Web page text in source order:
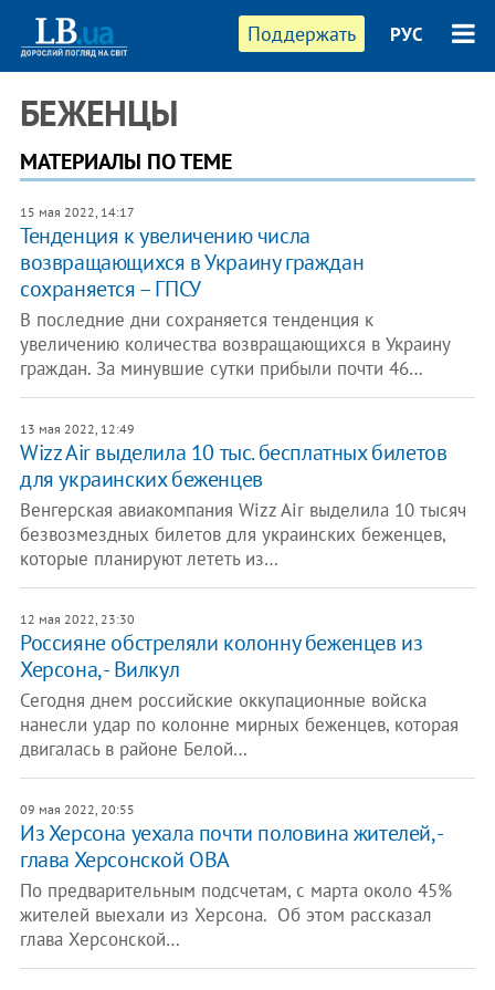
Поддержать РУС
БЕЖЕНЦЫ
МАТЕРИАЛЫ ПО ТЕМЕ
15 мая 2022, 14:17
Тенденция к увеличению числа
возвращающихся в Украину граждан
сохраняется – ГПСУ
В последние дни сохраняется тенденция к
увеличению количества возвращающихся в Украину
граждан. За минувшие сутки прибыли почти 46…
13 мая 2022, 12:49
Wizz Air выделила 10 тыс. бесплатных билетов
для украинских беженцев
Венгерская авиакомпания Wizz Air выделила 10 тысяч
безвозмездных билетов для украинских беженцев,
которые планируют лететь из…
12 мая 2022, 23:30
Россияне обстреляли колонну беженцев из
Херсона, - Вилкул
Сегодня днем российские оккупационные войска
нанесли удар по колонне мирных беженцев, которая
двигалась в районе Белой…
09 мая 2022, 20:55
Из Херсона уехала почти половина жителей, -
глава Херсонской ОВА
По предварительным подсчетам, с марта около 45%
жителей выехали из Херсона. Об этом рассказал
глава Херсонской…